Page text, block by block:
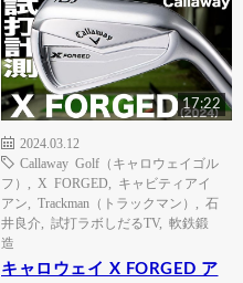
17:22
2024.03.12
Callaway Golf（キャロウェイゴル
フ）
X FORGED
キャビティアイ
アン
Trackman（トラックマン）
石
井良介
試打ラボしだるTV, 軟鉄鍛
造
キャロウェイ X FORGED ア